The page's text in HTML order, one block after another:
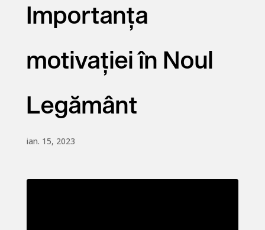
Importanța
motivației în Noul
Legământ
ian. 15, 2023